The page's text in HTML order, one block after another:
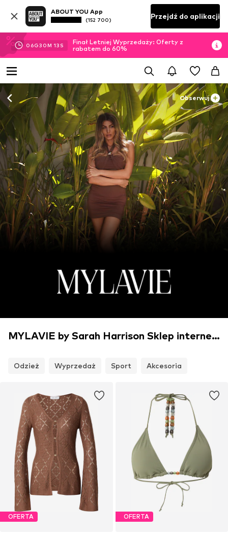
ABOUT YOU App
(152 700) Przejdź do aplikacji
06G30M 11 S
Finał Letniej Wyprzedaży: Oferty z
rabatem do 60%
Obserwuj
MYLAVIE by Sarah Harrison Sklep internetowy
Odzież Wyprzedaż Sport Akcesoria
OFERTA OFERTA